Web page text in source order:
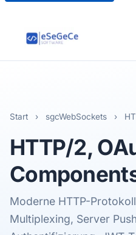
Start › sgcWebSockets ›
HTTP/2,
Moderne HTTP-
Multiplexing, Server